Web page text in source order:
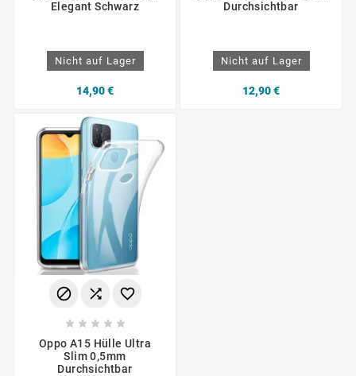
Elegant Schwarz
Nicht auf Lager
14,90 €
Durchsichtbar
Nicht auf Lager
12,90 €
  
    
Oppo A15 Hülle Ultra
Slim 0,5mm
Durchsichtbar